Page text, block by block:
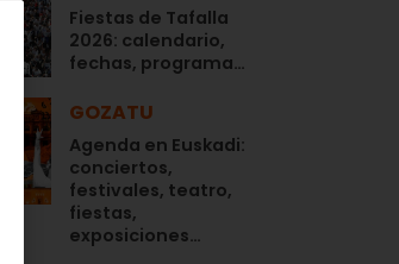
Fiestas de Tafalla
2026: calendario,
fechas, programa…
GOZATU
Agenda en Euskadi:
conciertos,
festivales, teatro,
fiestas,
exposiciones…